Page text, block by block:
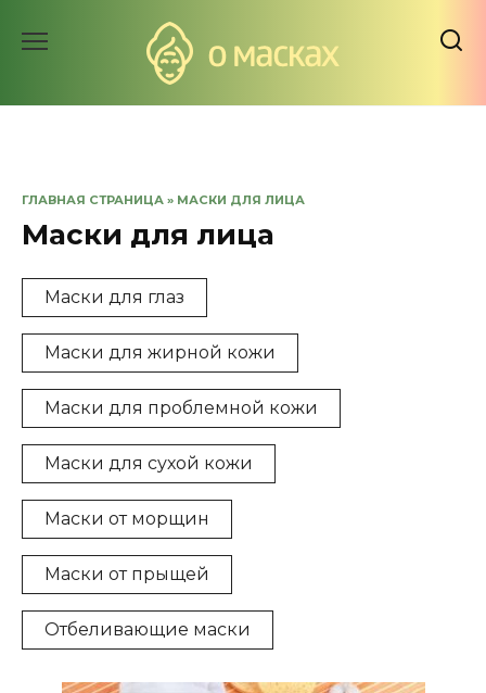
ГЛАВНАЯ СТРАНИЦА » МАСКИ ДЛЯ ЛИЦА
Маски для лица
Маски для глаз
Маски для жирной кожи
Маски для проблемной кожи
Маски для сухой кожи
Маски от морщин
Маски от прыщей
Отбеливающие маски